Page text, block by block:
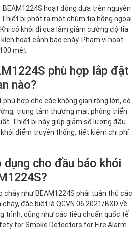
hoạt động dựa trên nguyên
Thiết bị phát ra một chùm tia hồng ngoại
có khói đi qua làm giảm cường độ tia
hoạt cảnh báo cháy. Phạm vi hoạt
mét.
phù hợp lắp đặt
nào?
phù hợp cho các không gian rộng lớn, có
trung tâm thương mại, phòng triển
Thiết bị này giúp giảm số lượng đầu
điểm truyền thống, tiết kiệm chi phí
dụng cho đầu báo khói
cháy như BEAM1224S phải tuân thủ các
đặc biệt là QCVN 06:2021/BXD về
trình, cũng như các tiêu chuẩn quốc tế
for Smoke Detectors for Fire Alarm